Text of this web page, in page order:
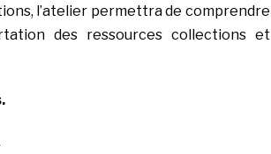
l’atelier permettra de comprendre
des ressources collections et
.